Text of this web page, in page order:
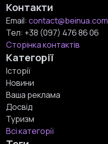
Контакти
Email: contact@beinua.com
Тел: +38 (097) 476 86 06
Сторінка контактів
Категорії
Історії
Новини
Ваша реклама
Досвід
Туризм
Всі категорії